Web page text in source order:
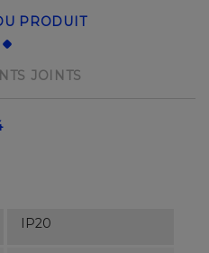
PRODUIT
JOINTS
IP20